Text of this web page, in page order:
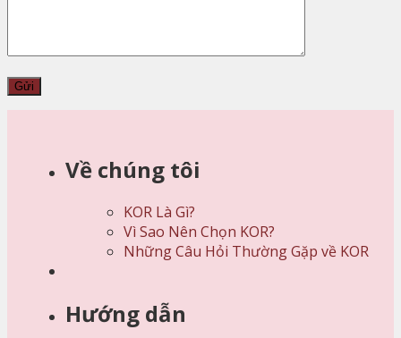
Về chúng tôi
KOR Là Gì?
Vì Sao Nên Chọn KOR?
Những Câu Hỏi Thường Gặp về KOR
Hướng dẫn